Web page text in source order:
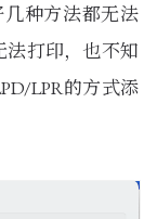
种方法都无法
法打印，也不知
LPR的方式添